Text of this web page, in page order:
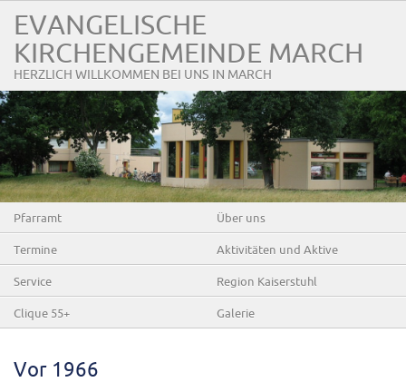
EVANGELISCHE
KIRCHENGEMEINDE MARCH
HERZLICH WILLKOMMEN BEI UNS IN MARCH
Pfarramt Über uns
Termine Aktivitäten und Aktive
Service Region Kaiserstuhl
Clique 55+ Galerie
Vor 1966